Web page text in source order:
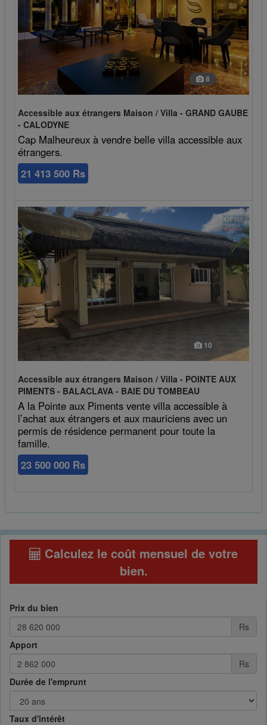
8
Accessible aux étrangers Maison / Villa - GRAND GAUBE
- CALODYNE
Cap Malheureux à vendre belle villa accessible aux
étrangers.
21 413 500 Rs
10
Accessible aux étrangers Maison / Villa - POINTE AUX
PIMENTS - BALACLAVA - BAIE DU TOMBEAU
A la Pointe aux Piments vente villa accessible à
l’achat aux étrangers et aux mauriciens avec un
permis de résidence permanent pour toute la
famille.
23 500 000 Rs
Calculez le coût mensuel de votre
bien.
Prix du bien
Rs
Apport
Rs
Durée de l'emprunt
Taux d'intérêt